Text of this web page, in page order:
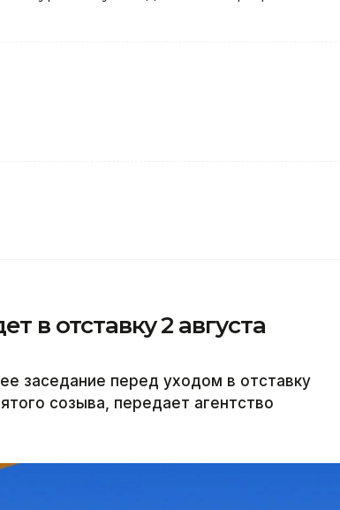
в отставку 2 августа
заседание перед уходом в отставку
созыва, передает агентство